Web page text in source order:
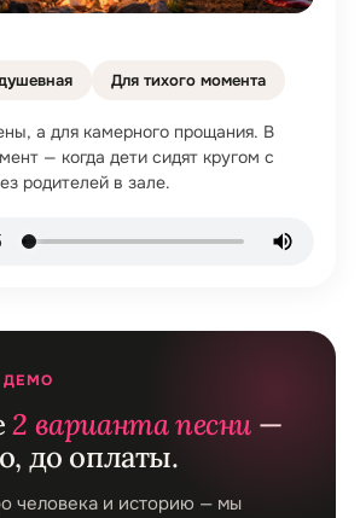
Для тихого момента
а для камерного прощания. В
— когда дети сидят кругом с
родителей в зале.
ДЕМО
2 варианта песни —
до оплаты.
человека и историю — мы